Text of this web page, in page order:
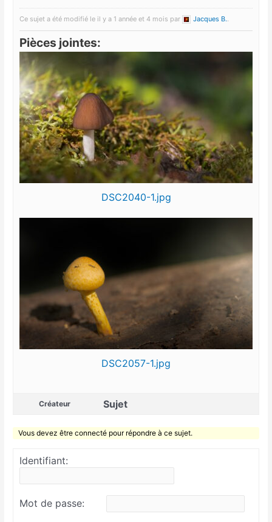
Ce sujet a été modifié le il y a 1 année et 4 mois par Jacques B..
Pièces jointes:
DSC2040-1.jpg
DSC2057-1.jpg
Créateur Sujet
Vous devez être connecté pour répondre à ce sujet.
Identifiant:
Mot de passe: